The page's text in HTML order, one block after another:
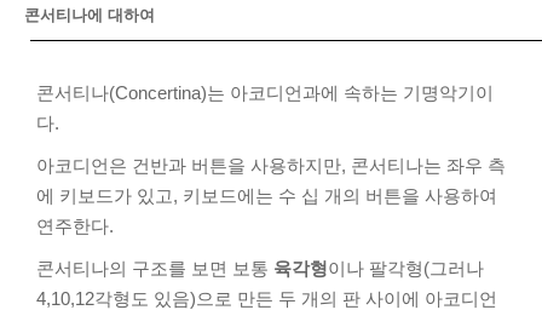
콘서티나에 대하여
콘서티나(Concertina)는 아코디언과에 속하는 기명악기이
다.
아코디언은 건반과 버튼을 사용하지만, 콘서티나는 좌우 측
에 키보드가 있고, 키보드에는 수 십 개의 버튼을 사용하여
연주한다.
콘서티나의 구조를 보면 보통 육각형이나 팔각형(그러나
4,10,12각형도 있음)으로 만든 두 개의 판 사이에 아코디언